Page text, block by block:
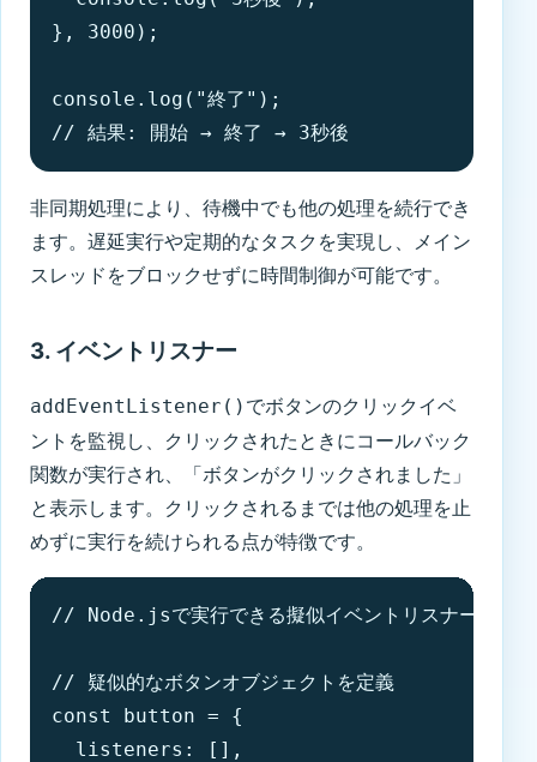
}, 3000);
console.log("終了");
// 結果: 開始 → 終了 → 3秒後
非同期処理により、待機中でも他の処理を続行でき
ます。遅延実行や定期的なタスクを実現し、メイン
スレッドをブロックせずに時間制御が可能です。
3. イベントリスナー
addEventListener() でボタンのクリックイベ
ントを監視し、クリックされたときにコールバック
関数が実行され、「ボタンがクリックされました」
と表示します。クリックされるまでは他の処理を止
めずに実行を続けられる点が特徴です。
// Node.jsで実行できる擬似イベントリスナーの例
// 疑似的なボタンオブジェクトを定義
const button = {
  listeners: [],